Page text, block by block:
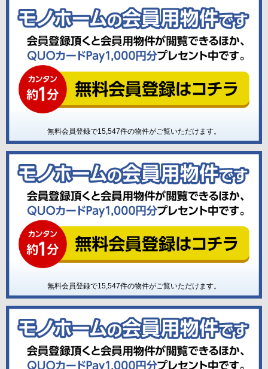
無料会員登録で15,547件の物件がご覧いただけます。
無料会員登録で15,547件の物件がご覧いただけます。